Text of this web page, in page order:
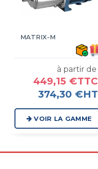
MATRIX-M
à partir de
449,15 €TTC
374,30 €HT
VOIR LA GAMME